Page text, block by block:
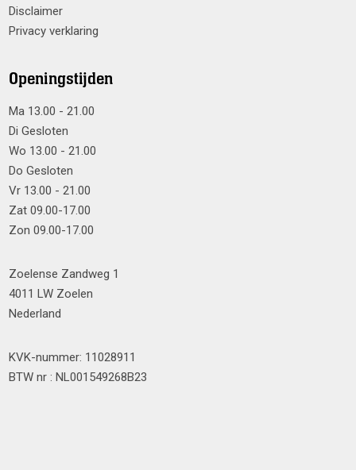
Disclaimer
Privacy verklaring
Openingstijden
Ma 13.00 - 21.00
Di Gesloten
Wo 13.00 - 21.00
Do Gesloten
Vr 13.00 - 21.00
Zat 09.00-17.00
Zon 09.00-17.00
Zoelense Zandweg 1
4011 LW Zoelen
Nederland
KVK-nummer: 11028911
BTW nr : NL001549268B23